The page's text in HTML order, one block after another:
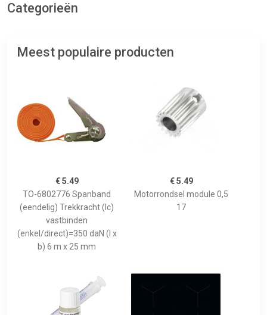
Categorieën
Meest populaire producten
€ 5.49
TO-6802776 Spanband
(eendelig) Trekkracht (lc)
vastbinden
(enkel/direct)=350 daN (l x
b) 6 m x 25 mm
€ 5.49
Motorrondsel module 0,5
17